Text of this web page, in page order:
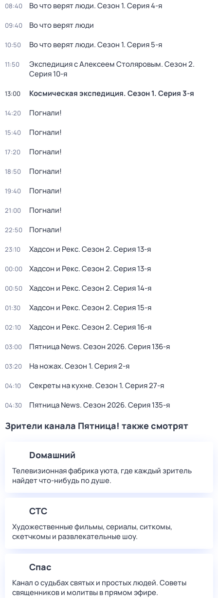
08:40 Во что верят люди. Сезон 1. Серия 4-я
09:40 Во что верят люди
10:50 Во что верят люди. Сезон 1. Серия 5-я
11:50 Экспедиция с Алексеем Столяровым. Сезон 2.
Серия 10-я
13:00 Космическая экспедиция. Сезон 1. Серия 3-я
14:20 Погнали!
15:40 Погнали!
17:20 Погнали!
18:50 Погнали!
19:40 Погнали!
21:00 Погнали!
22:50 Погнали!
23:10 Хадсон и Рекс. Сезон 2. Серия 13-я
00:00 Хадсон и Рекс. Сезон 2. Серия 13-я
00:50 Хадсон и Рекс. Сезон 2. Серия 14-я
01:30 Хадсон и Рекс. Сезон 2. Серия 15-я
02:10 Хадсон и Рекс. Сезон 2. Серия 16-я
03:00 Пятница News. Сезон 2026. Серия 136-я
03:20 На ножах. Сезон 1. Серия 2-я
04:10 Секреты на кухне. Сезон 1. Серия 27-я
04:30 Пятница News. Сезон 2026. Серия 135-я
Зрители канала Пятница! также смотрят
Dомашний
Телевизионная фабрика уюта, где каждый зритель
найдет что‑нибудь по душе.
СТС
Художественные фильмы, сериалы, ситкомы,
скетчкомы и развлекательные шоу.
Спас
Канал о судьбах святых и простых людей. Советы
священников и молитвы в прямом эфире.